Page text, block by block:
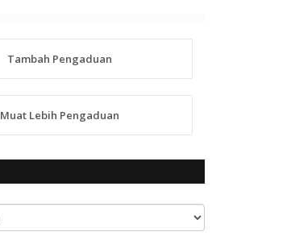
Tambah Pengaduan
Muat Lebih Pengaduan